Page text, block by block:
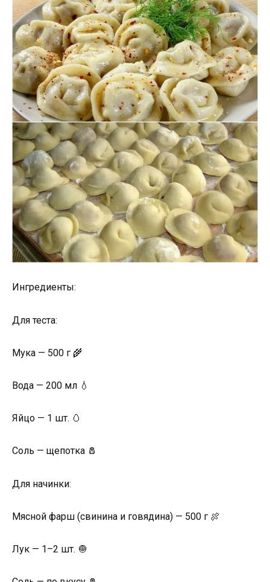
Ингредиенты:
Для теста:
Мука — 500 г 🌾
Вода — 200 мл 💧
Яйцо — 1 шт. 🥚
Соль — щепотка 🧂
Для начинки:
Мясной фарш (свинина и говядина) — 500 г 🍖
Лук — 1–2 шт. 🧅